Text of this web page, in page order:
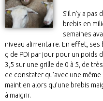
S’il n’y a
brebis en
semaines
niveau alimentaire. En effet, ses
g de PDI par jour pour un poids
3,5 sur une grille de 0 à 5, de
de constater qu’avec une
maintien alors qu’une brebis
à maigrir.